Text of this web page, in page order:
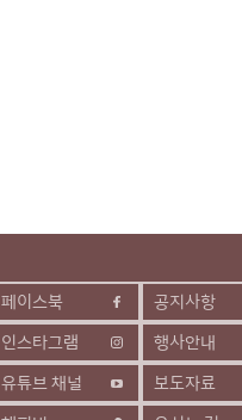
페이스북
인스타그램
유튜브 채널
공지사항
행사안내
보도자료